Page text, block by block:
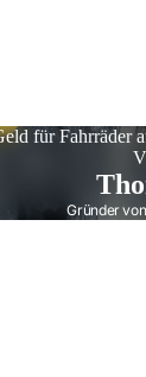
für Fahrräder
Gründer